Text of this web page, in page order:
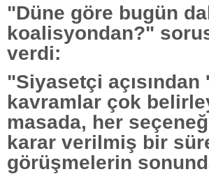
"Düne göre bugün
koalisyondan?"
verdi:
"Siyasetçi
kavramlar çok
masada, her
karar verilmiş bir
görüşmelerin